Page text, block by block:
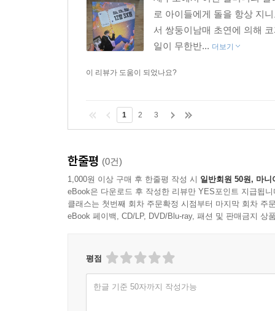
로 아이들에게 돌을 항상 지
서 쌍둥이남매 초연에 의해
일이 무한반... 더보기
이 리뷰가 도움이 되었나요?
1 2 3
한줄평 (0건)
1,000원 이상 구매 후 한줄평 작성 시 일반회원 50원, 마니
eBook은 다운로드 후 작성한 리뷰만 YES포인트 지급됩니
클래스는 첫번째 회차 주문확정 시점부터 마지막 회차 주
eBook 페이백, CD/LP, DVD/Blu-ray, 패션 및 판매금지 상
평점
한글 기준 50자까지 작성가능